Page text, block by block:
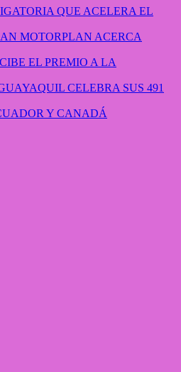
QUE ACELERA EL
MOTORPLAN ACERCA
EL PREMIO A LA
CELEBRA SUS 491
Y CANADÁ